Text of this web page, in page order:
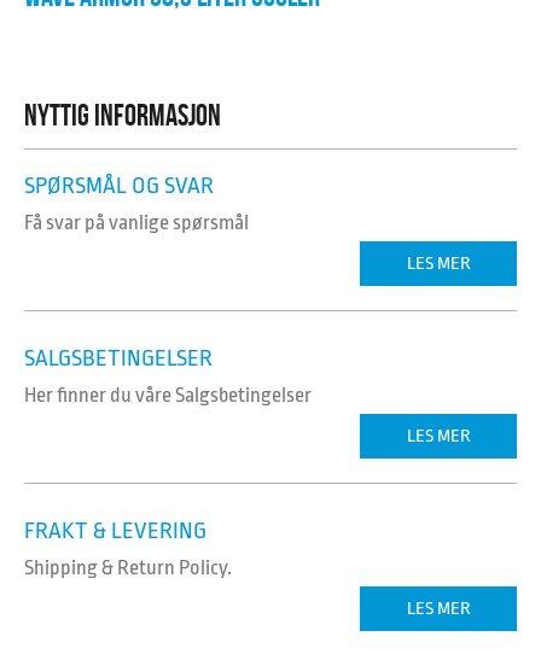
NYTTIG INFORMASJON
SPØRSMÅL OG SVAR
Få svar på vanlige spørsmål
LES MER
SALGSBETINGELSER
Her finner du våre Salgsbetingelser
LES MER
FRAKT & LEVERING
Shipping & Return Policy.
LES MER